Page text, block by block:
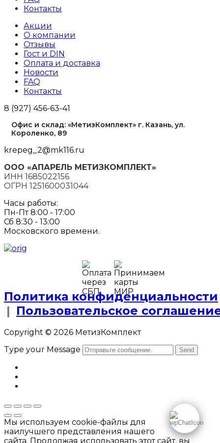
Контакты
Акции
О компании
Отзывы
Гост и DIN
Оплата и доставка
Новости
FAQ
Контакты
8 (927) 456-63-41
Офис и склад: «МетизКомплект» г. Казань, ул.
Короленко, 89
krepeg_2@mk116.ru
ООО «АПАРЕЛЬ МЕТИЗКОМПЛЕКТ»
ИНН 1685022156
ОГРН 1251600031044
Часы работы:
Пн-Пт 8:00 - 17:00
Сб 8:30 - 13:00
Московского времени.
Политика конфиденциальности
| Пользовательское
Copyright © 2026 МетизКомплект
Type your Message
Send
Мы используем cookie-файлы для
наилучшего представления нашего
сайта. Продолжая использовать этот сайт, вы